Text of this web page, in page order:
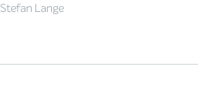
Stefan Lange